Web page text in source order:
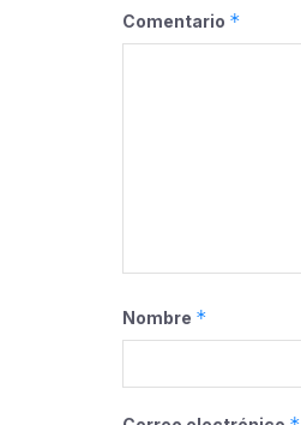
Comentario *
Nombre *